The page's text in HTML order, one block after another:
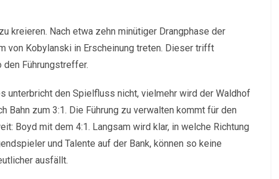
kreieren. Nach etwa zehn minütiger Drangphase der
von Kobylanski in Erscheinung treten. Dieser trifft
Führungstreffer.
unterbricht den Spielfluss nicht, vielmehr wird der Waldhof
zum 3:1. Die Führung zu verwalten kommt für den
Boyd mit dem 4:1. Langsam wird klar, in welche Richtung
und Talente auf der Bank, können so keine
ausfällt.